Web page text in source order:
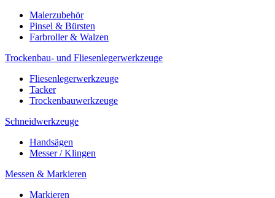
Malerzubehör
Pinsel & Bürsten
Farbroller & Walzen
Trockenbau- und Fliesenlegerwerkzeuge
Fliesenlegerwerkzeuge
Tacker
Trockenbauwerkzeuge
Schneidwerkzeuge
Handsägen
Messer / Klingen
Messen & Markieren
Markieren